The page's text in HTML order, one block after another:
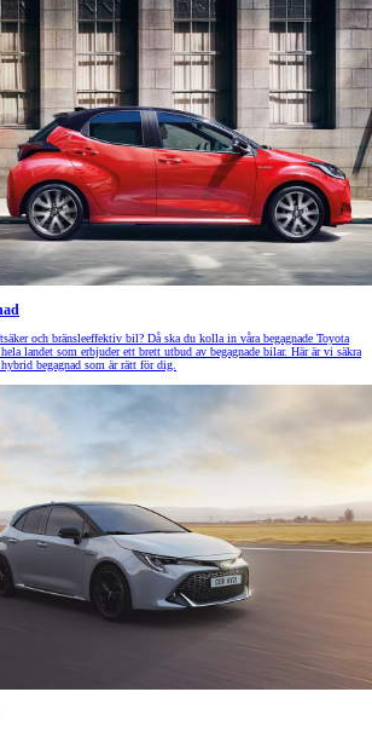
och bränsleeffektiv bil? Då ska du kolla in våra begagnade Toyota
landet som erbjuder ett brett utbud av begagnade bilar. Här är vi säkra
begagnad som är rätt för dig.